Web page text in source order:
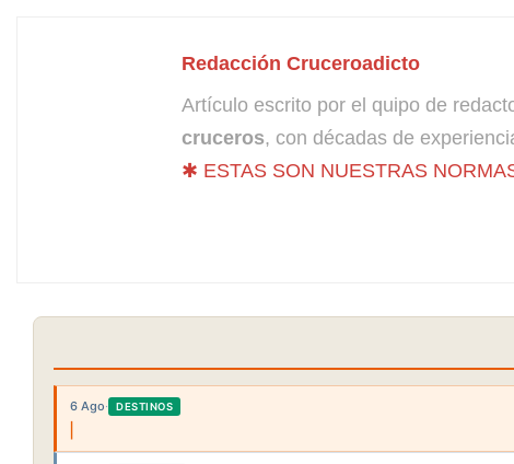
Redacción Cruceroadicto
Artículo escrito por el quipo de
cruceros, con décadas de
✱ ESTAS SON NUESTRAS
6 Ago· DESTINOS